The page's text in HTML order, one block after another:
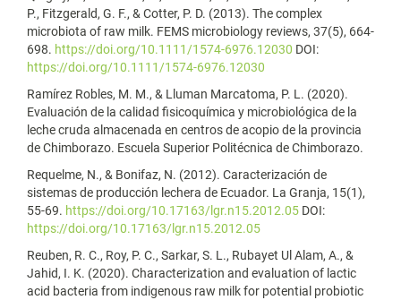
P., Fitzgerald, G. F., & Cotter, P. D. (2013). The complex
microbiota of raw milk. FEMS microbiology reviews, 37(5), 664-
698. https://doi.org/10.1111/1574-6976.12030 DOI:
https://doi.org/10.1111/1574-6976.12030
Ramírez Robles, M. M., & Lluman Marcatoma, P. L. (2020).
Evaluación de la calidad fisicoquímica y microbiológica de la
leche cruda almacenada en centros de acopio de la provincia
de Chimborazo. Escuela Superior Politécnica de Chimborazo.
Requelme, N., & Bonifaz, N. (2012). Caracterización de
sistemas de producción lechera de Ecuador. La Granja, 15(1),
55-69. https://doi.org/10.17163/lgr.n15.2012.05 DOI:
https://doi.org/10.17163/lgr.n15.2012.05
Reuben, R. C., Roy, P. C., Sarkar, S. L., Rubayet Ul Alam, A., &
Jahid, I. K. (2020). Characterization and evaluation of lactic
acid bacteria from indigenous raw milk for potential probiotic